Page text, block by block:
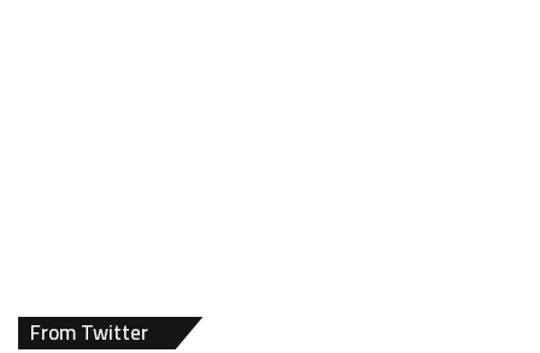
From Twitter